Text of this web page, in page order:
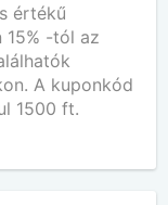
értékű
-tól az
A kuponkód
1500 ft.